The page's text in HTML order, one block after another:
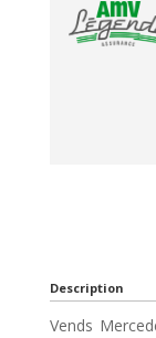
Description
Vends